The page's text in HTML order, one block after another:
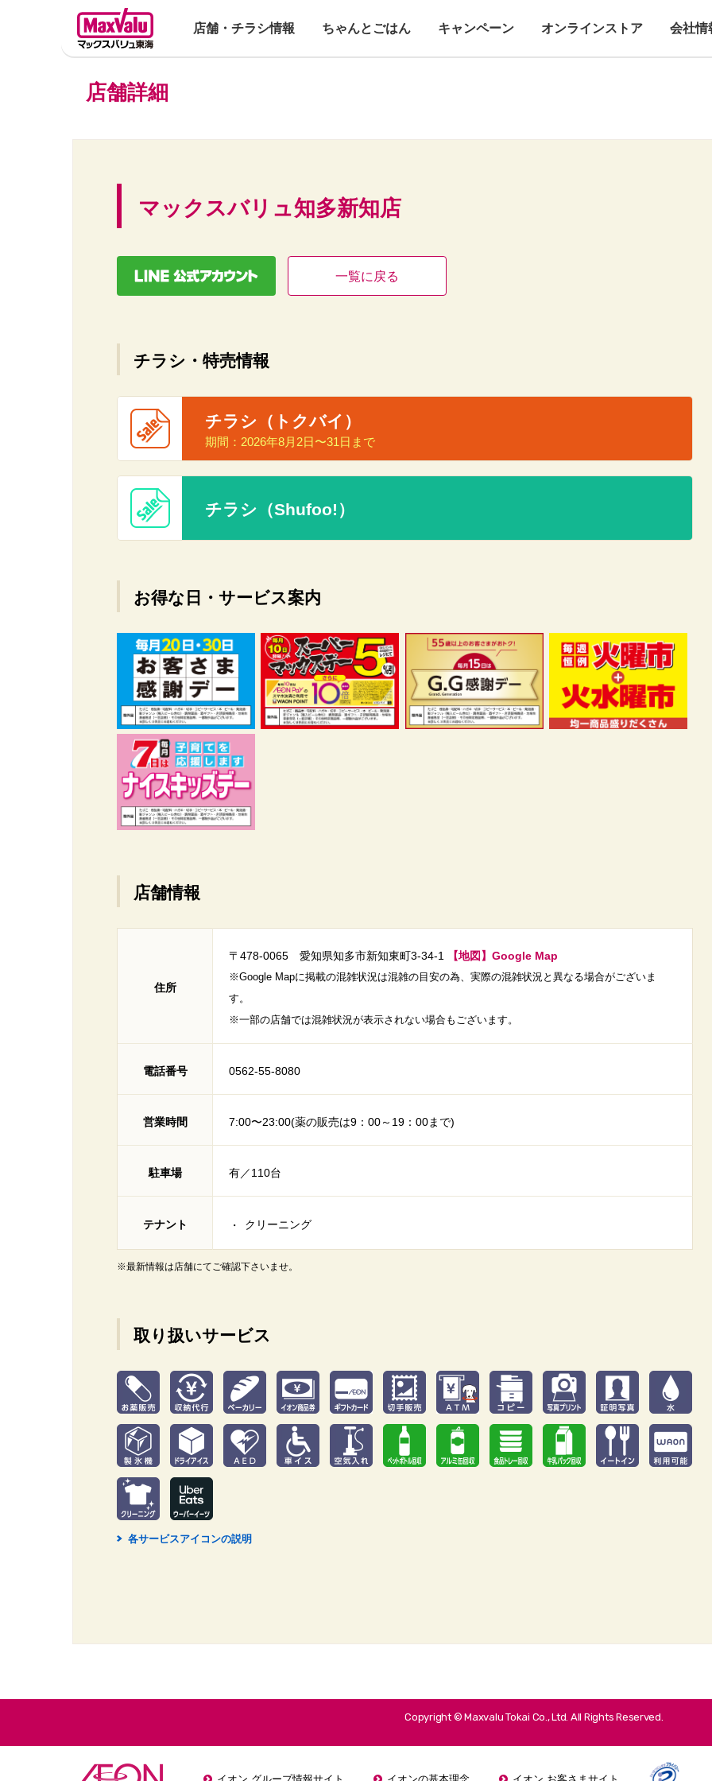
店舗・チラシ情報 ちゃんとごはん キャンペーン オンラインストア 会社情
店舗詳細
マックスバリュ知多新知店
一覧に戻る
チラシ・特売情報
チラシ（トクバイ）
期間： 2026年8月2日〜31日まで
チラシ（Shufoo!）
お得な日・サービス案内
店舗情報
住所
〒478-0065 愛知県知多市新知東町3-34-1 【地図】Google Map
※Google Mapに掲載の混雑状況は混雑の目安の為、実際の混雑状況と異なる場合がございま
す。
※一部の店舗では混雑状況が表示されない場合もございます。
電話番号 0562-55-8080
営業時間 7:00〜23:00(薬の販売は9：00～19：00まで)
駐車場 有／110台
テナント クリーニング
※最新情報は店舗にてご確認下さいませ。
取り扱いサービス
2 各サービスアイコンの説明
Copyright © Maxvalu Tokai Co., Ltd. All Rights Reserved.